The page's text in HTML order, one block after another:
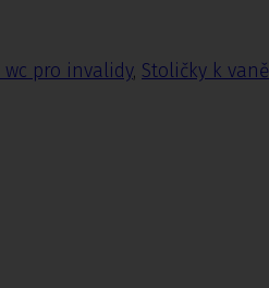
wc pro invalidy, Stoličky k vaně